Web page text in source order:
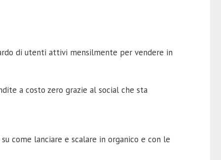
di utenti attivi mensilmente per vendere in
a costo zero grazie al social che sta
come lanciare e scalare in organico e con le